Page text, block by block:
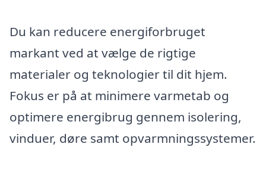
Du kan reducere energiforbruget
markant ved at vælge de rigtige
materialer og teknologier til dit hjem.
Fokus er på at minimere varmetab og
optimere energibrug gennem isolering,
vinduer, døre samt opvarmningssystemer.